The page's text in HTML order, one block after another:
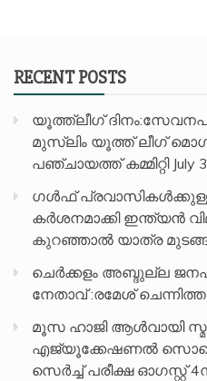
RECENT POSTS
യൂത്ത്ലീഗ്
മുസ്ലിം യൂത്ത് ലീഗ്
പഞ്ചായത്ത് കമ്മിറ്റി July
ഗൾഫ് പ്രവാസികൾക്കുള്ള
കർശനമാക്കി ഇന്ത്യൻ
കുറഞ്ഞാൽ യാത്ര
ചെർക്കളം അബ്ദുല്ല
നേതാവ് :രമേശ്
മൂസ ഹാജി ആൾവായി
എജ്യൂക്കേഷണൽ
സെർച്ച് പരീക്ഷ ഓഗസ്റ്റ്